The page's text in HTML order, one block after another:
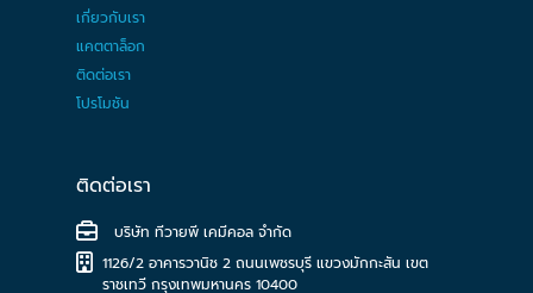
เกี่ยวกับเรา
แคตตาล็อก
ติดต่อเรา
โปรโมชัน
ติดต่อเรา
บริษัท ทีวายพี เคมีคอล จำกัด
1126/2 อาคารวานิช 2 ถนนเพชรบุรี แขวงมักกะสัน เขต
ราชเทวี กรุงเทพมหานคร 10400